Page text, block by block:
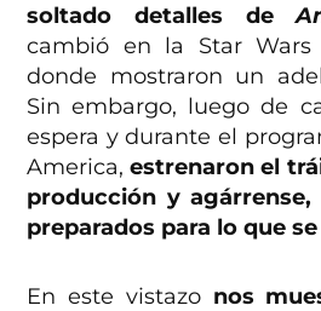
soltado detalles de
cambió en la Star Wars
donde mostraron un
Sin embargo, luego de
espera y durante el
America,estrenaron el
producción y
preparados para lo que
En este vistazo nos